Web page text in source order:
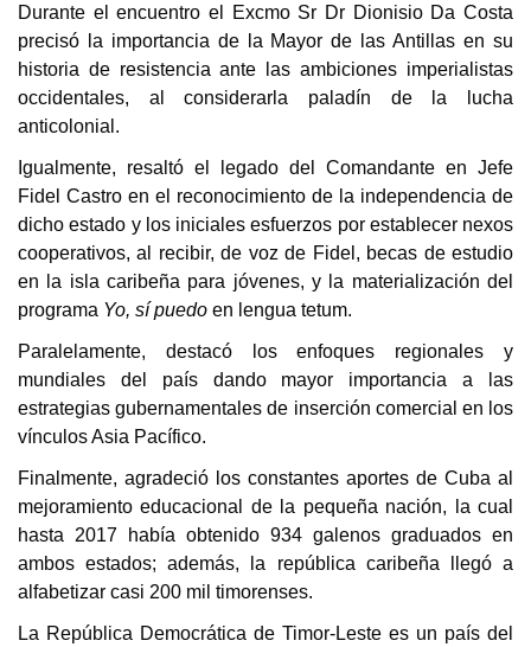
Durante el encuentro el Excmo Sr Dr Dionisio Da Costa
precisó la importancia de la Mayor de las Antillas en su
historia de resistencia ante las ambiciones imperialistas
occidentales, al considerarla paladín de la lucha
anticolonial.
Igualmente, resaltó el legado del Comandante en Jefe
Fidel Castro en el reconocimiento de la independencia de
dicho estado y los iniciales esfuerzos por establecer nexos
cooperativos, al recibir, de voz de Fidel, becas de estudio
en la isla caribeña para jóvenes, y la materialización del
programa Yo, sí puedo en lengua tetum.
Paralelamente, destacó los enfoques regionales y
mundiales del país dando mayor importancia a las
estrategias gubernamentales de inserción comercial en los
vínculos Asia Pacífico.
Finalmente, agradeció los constantes aportes de Cuba al
mejoramiento educacional de la pequeña nación, la cual
hasta 2017 había obtenido 934 galenos graduados en
ambos estados; además, la república caribeña llegó a
alfabetizar casi 200 mil timorenses.
La República Democrática de Timor-Leste es un país del